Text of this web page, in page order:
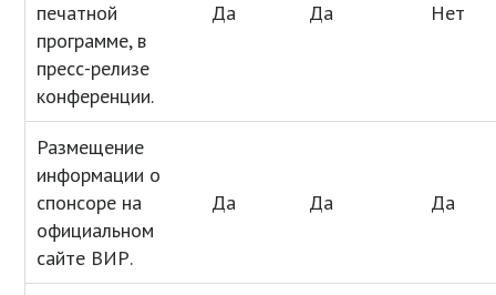
печатной
программе, в
пресс-релизе
конференции.
Да Да Нет
Размещение
информации о
спонсоре на
официальном
сайте ВИР.
Да Да Да